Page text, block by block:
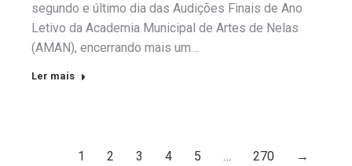
segundo e último dia das Audições Finais de Ano
Letivo da Academia Municipal de Artes de Nelas
(AMAN), encerrando mais um…
Ler mais
1 2 3 4 5 … 270 →